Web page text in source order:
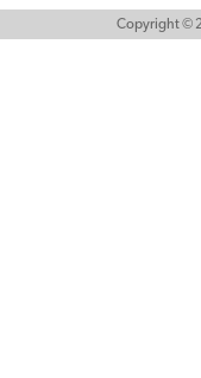
Copyright ©